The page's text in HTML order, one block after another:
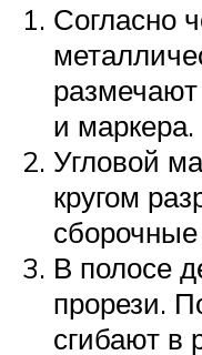
Согласно
и маркера.
Угловой
кругом
В полосе
прорези.
сгибают в